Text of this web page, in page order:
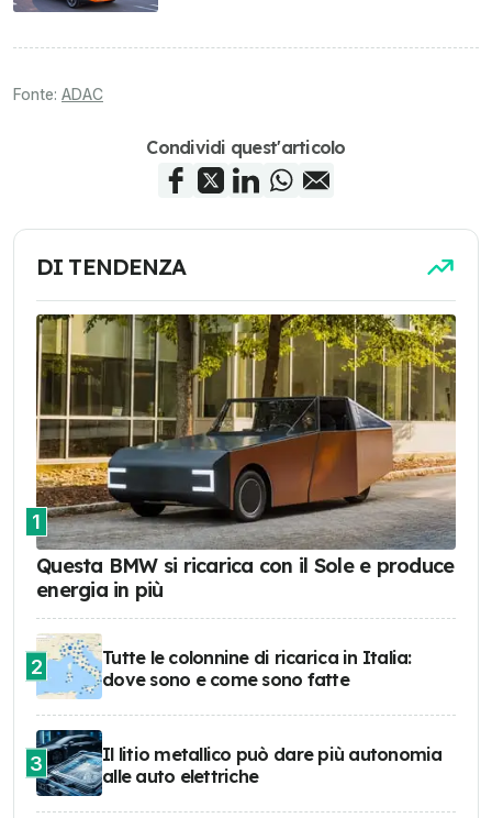
Fonte: ADAC
Condividi quest'articolo
DI TENDENZA
1
Questa BMW si ricarica con il Sole e produce
energia in più
2
Tutte le colonnine di ricarica in Italia:
dove sono e come sono fatte
3
Il litio metallico può dare più autonomia
alle auto elettriche